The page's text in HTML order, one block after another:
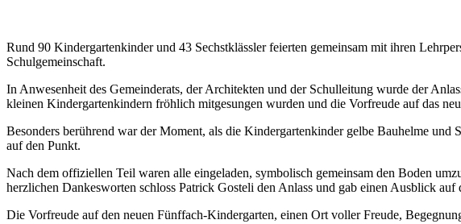
Rund 90 Kindergartenkinder und 43 Sechstklässler feierten gemeinsam mit ihren
Schulgemeinschaft.
In Anwesenheit des Gemeinderats, der Architekten und der Schulleitung wurde der
kleinen Kindergartenkindern fröhlich mitgesungen wurden und die Vorfreude auf das
Besonders berührend war der Moment, als die Kindergartenkinder gelbe Bauhelme
auf den Punkt.
Nach dem offiziellen Teil waren alle eingeladen, symbolisch gemeinsam den Boden
herzlichen Dankesworten schloss Patrick Gosteli den Anlass und gab einen Ausblick auf
Die Vorfreude auf den neuen Fünffach-Kindergarten, einen Ort voller Freude,